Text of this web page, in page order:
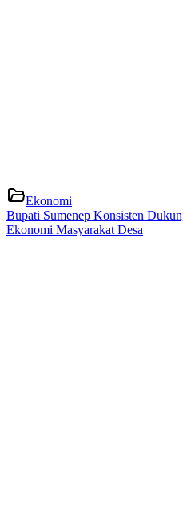
Ekonomi
Bupati Sumenep Konsisten
Ekonomi Masyarakat Desa